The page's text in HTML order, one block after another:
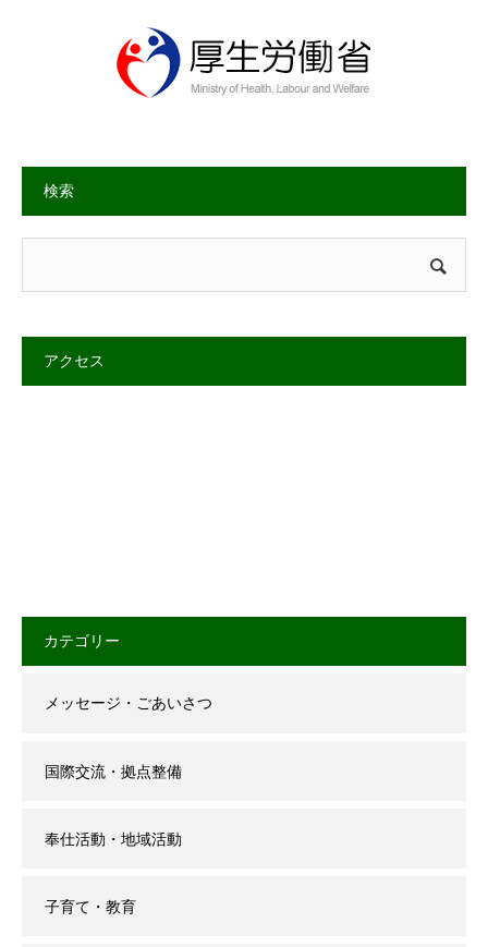
検索
アクセス
カテゴリー
メッセージ・ごあいさつ
国際交流・拠点整備
奉仕活動・地域活動
子育て・教育